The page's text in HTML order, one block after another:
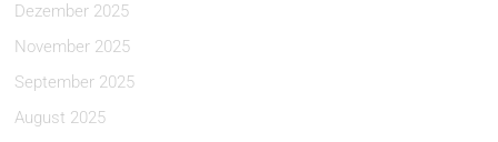
Dezember 2025
November 2025
September 2025
August 2025